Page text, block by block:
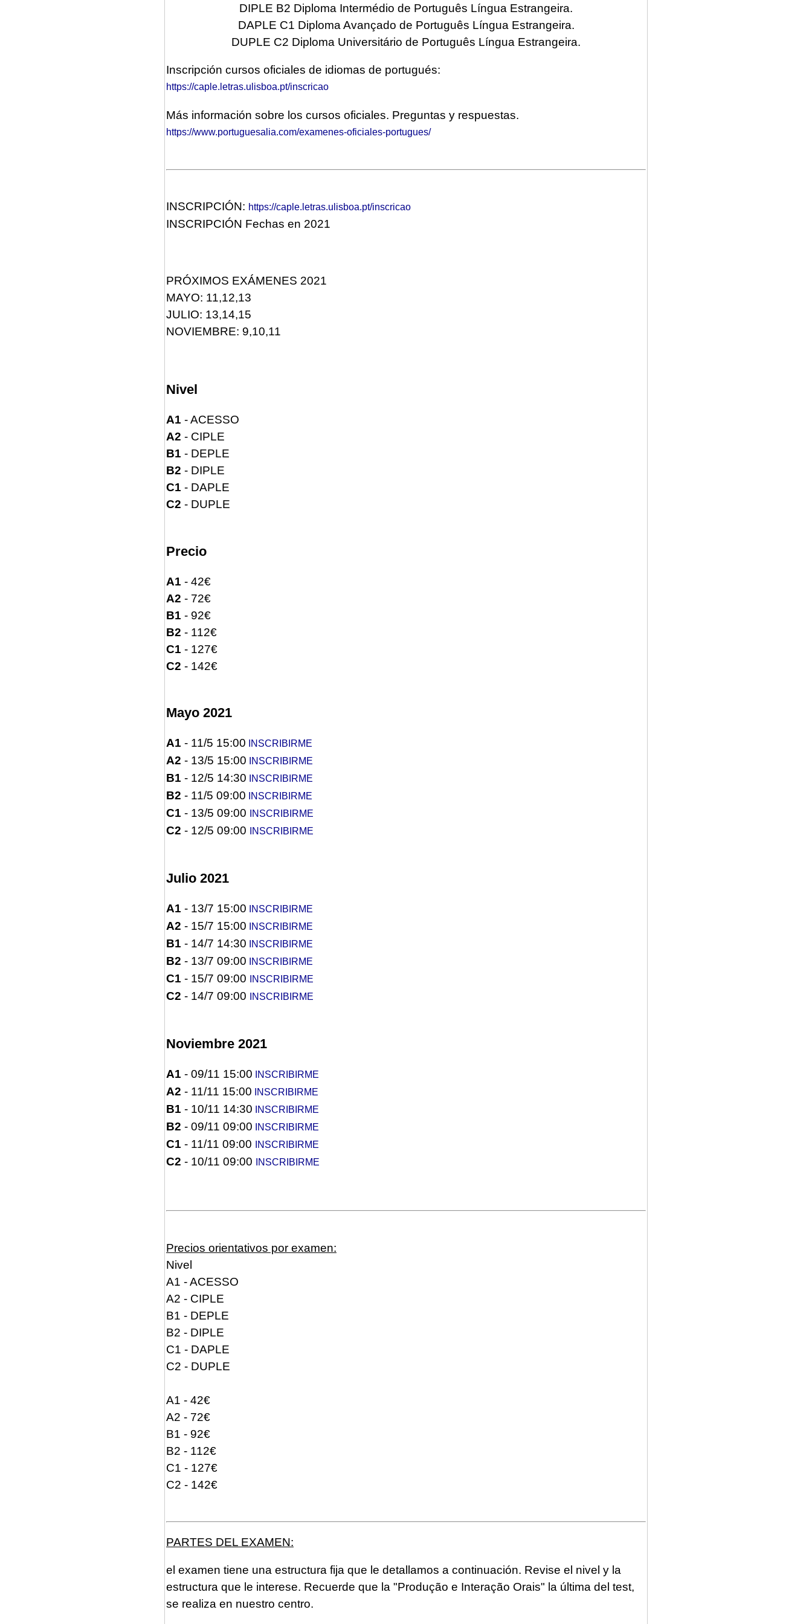
DIPLE B2 Diploma Intermédio de Português Língua Estrangeira.
DAPLE C1 Diploma Avançado de Português Língua Estrangeira.
DUPLE C2 Diploma Universitário de Português Língua Estrangeira.
Inscripción cursos oficiales de idiomas de portugués:
https://caple.letras.ulisboa.pt/inscricao
Más información sobre los cursos oficiales. Preguntas y respuestas.
https://www.portuguesalia.com/examenes-oficiales-portugues/
INSCRIPCIÓN: https://caple.letras.ulisboa.pt/inscricao
INSCRIPCIÓN Fechas en 2021
PRÓXIMOS EXÁMENES 2021
MAYO: 11,12,13
JULIO: 13,14,15
NOVIEMBRE: 9,10,11
Nivel
A1 - ACESSO
A2 - CIPLE
B1 - DEPLE
B2 - DIPLE
C1 - DAPLE
C2 - DUPLE
Precio
A1 - 42€
A2 - 72€
B1 - 92€
B2 - 112€
C1 - 127€
C2 - 142€
Mayo 2021
A1 - 11/5 15:00 INSCRIBIRME
A2 - 13/5 15:00 INSCRIBIRME
B1 - 12/5 14:30 INSCRIBIRME
B2 - 11/5 09:00 INSCRIBIRME
C1 - 13/5 09:00 INSCRIBIRME
C2 - 12/5 09:00 INSCRIBIRME
Julio 2021
A1 - 13/7 15:00 INSCRIBIRME
A2 - 15/7 15:00 INSCRIBIRME
B1 - 14/7 14:30 INSCRIBIRME
B2 - 13/7 09:00 INSCRIBIRME
C1 - 15/7 09:00 INSCRIBIRME
C2 - 14/7 09:00 INSCRIBIRME
Noviembre 2021
A1 - 09/11 15:00 INSCRIBIRME
A2 - 11/11 15:00 INSCRIBIRME
B1 - 10/11 14:30 INSCRIBIRME
B2 - 09/11 09:00 INSCRIBIRME
C1 - 11/11 09:00 INSCRIBIRME
C2 - 10/11 09:00 INSCRIBIRME
Precios orientativos por examen:
Nivel
A1 - ACESSO
A2 - CIPLE
B1 - DEPLE
B2 - DIPLE
C1 - DAPLE
C2 - DUPLE
A1 - 42€
A2 - 72€
B1 - 92€
B2 - 112€
C1 - 127€
C2 - 142€
PARTES DEL EXAMEN:
el examen tiene una estructura fija que le detallamos a continuación. Revise el nivel y la
estructura que le interese. Recuerde que la "Produção e Interação Orais" la última del test,
se realiza en nuestro centro.